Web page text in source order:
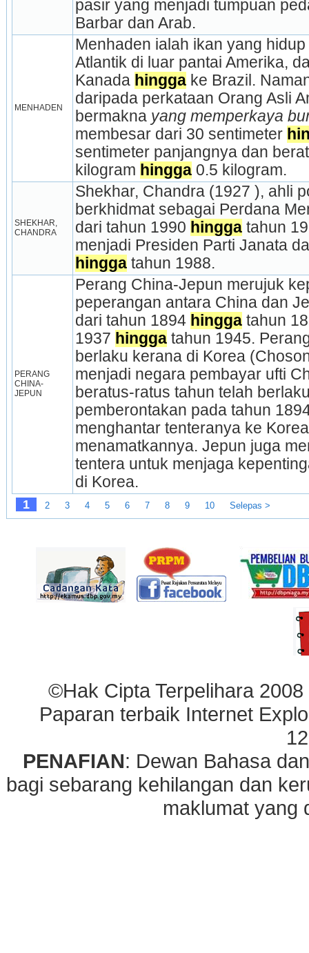
pasir yang menjadi tumpuan
Barbar dan Arab.
MENHADEN
Menhaden ialah ikan yang
Atlantik di luar pantai Amerika,
Kanada hingga ke Brazil.
daripada perkataan Orang Asli
bermakna yang memperkaya
membesar dari 30 sentimeter
sentimeter panjangnya dan
kilogram hingga 0.5 kilogram.
SHEKHAR,
CHANDRA
Shekhar, Chandra (1927 ), ahli
berkhidmat sebagai Perdana
dari tahun 1990 hingga tahun
menjadi Presiden Parti Janata
hingga tahun 1988.
PERANG
CHINA-
JEPUN
Perang China-Jepun merujuk
peperangan antara China dan
dari tahun 1894 hingga tahun
1937 hingga tahun 1945.
berlaku kerana di Korea
menjadi negara pembayar ufti
beratus-ratus tahun telah
pemberontakan pada tahun
menghantar tenteranya ke
menamatkannya. Jepun juga
tentera untuk menjaga
di Korea.
1 2 3 4 5 6 7 8 9 10 Selepas >
©Hak Cipta Terpelihara
Paparan terbaik Internet
PENAFIAN: Dewan Bahasa
bagi sebarang kehilangan dan
maklumat yang